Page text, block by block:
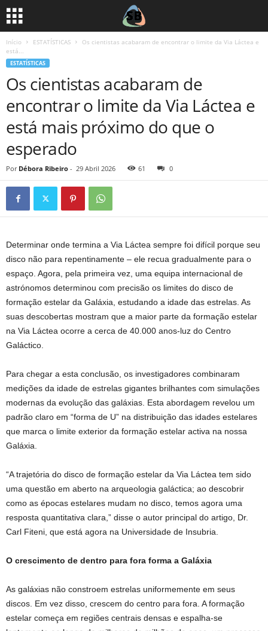
Início ESTATÍSTICAS
Os cientistas acabaram de encontrar o limite da Via Láctea e
está...
ESTATÍSTICAS
Os cientistas acabaram de
encontrar o limite da Via Láctea e
está mais próximo do que o
esperado
Por Débora Ribeiro - 29 Abril 2026 61 0
Determinar onde termina a Via Láctea sempre foi difícil porque seu
disco não para repentinamente – ele recua gradualmente para o
espaço. Agora, pela primeira vez, uma equipa internacional de
astrónomos determinou com precisão os limites do disco de
formação estelar da Galáxia, estudando a idade das estrelas. As
suas descobertas mostram que a maior parte da formação estelar
na Via Láctea ocorre a cerca de 40.000 anos-luz do Centro
Galáctico.
Para chegar a esta conclusão, os investigadores combinaram
medições da idade de estrelas gigantes brilhantes com simulações
modernas da evolução das galáxias. Esta abordagem revelou um
padrão claro em “forma de U” na distribuição das idades estelares
que marca o limite exterior da formação estelar activa na nossa
Galáxia.
“A trajetória do disco de formação estelar da Via Láctea tem sido
uma questão em aberto na arqueologia galáctica; ao descobrir
como as épocas estelares mudam no disco, temos agora uma
resposta quantitativa clara,” disse o autor principal do artigo, Dr.
Carl Fiteni, que está agora na Universidade de Insubria.
O crescimento de dentro para fora forma a Galáxia
As galáxias não constroem estrelas uniformemente em seus
discos. Em vez disso, crescem do centro para fora. A formação
estelar começa em regiões centrais densas e espalha-se